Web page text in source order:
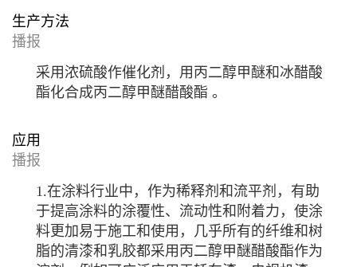
生产方法
播报
采用浓硫酸作催化剂，用 丙二醇甲醚和 冰醋酸
酯化合成丙二醇甲醚醋酸酯 。
应用
播报
1.在涂料行业中，作为稀释剂和流平剂，有助
于提高涂料的涂覆性、流动性和附着力，使涂
料更加易于施工和使用，几乎所有的纤维和树
脂的清漆和乳胶都采用丙二醇甲醚醋酸酯作为